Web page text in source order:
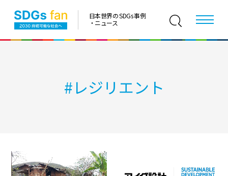
日本世界の SDGs 事例
・ニュース
#レジリエント